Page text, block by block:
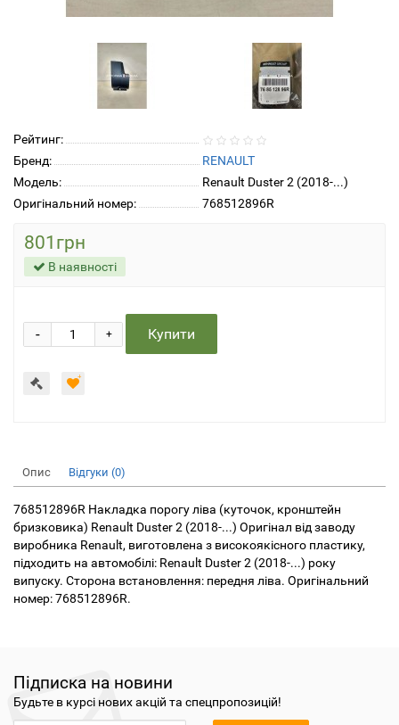
Рейтинг:
Бренд:
RENAULT
Модель:
Renault Duster 2 (2018-...)
Оригінальний номер:
768512896R
801грн
В наявності
+
- Купити
Опис Відгуки (0)
768512896R Накладка порогу ліва (куточок, кронштейн
бризковика) Renault Duster 2 (2018-...) Оригінал від заводу
виробника Renault, виготовлена з високоякісного пластику,
підходить на автомобілі: Renault Duster 2 (2018-...) року
випуску. Сторона встановлення: передня ліва. Оригінальний
номер: 768512896R.
Підписка на новини
Будьте в курсі нових акцій та спецпропозицій!